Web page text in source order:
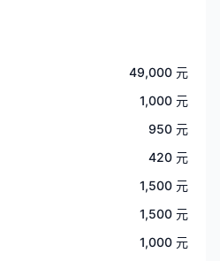
49,000 元
1,000 元
950 元
420 元
1,500 元
1,500 元
1,000 元